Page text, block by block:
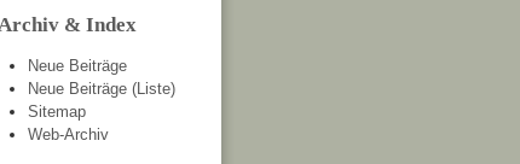
& Index
Neue Beiträge
Neue Beiträge (Liste)
Sitemap
Web-Archiv